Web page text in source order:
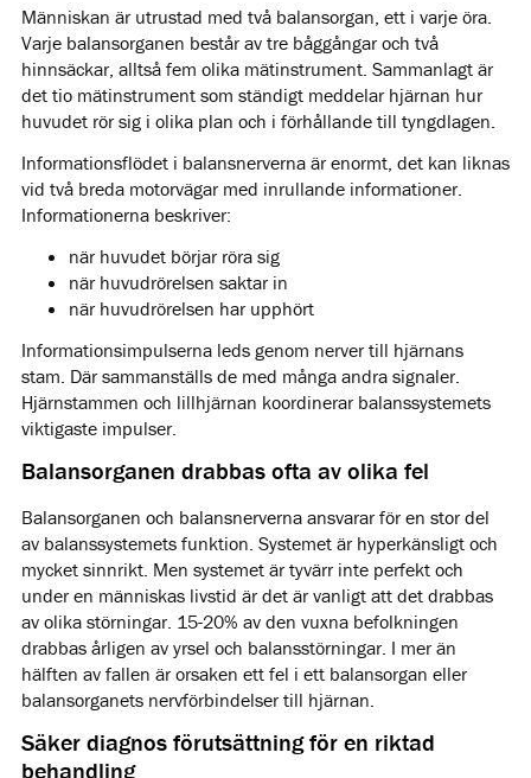
Människan är utrustad med två balansorgan, ett i varje öra.
Varje balansorganen består av tre båggångar och två
hinnsäckar, alltså fem olika mätinstrument. Sammanlagt är
det tio mätinstrument som ständigt meddelar hjärnan hur
huvudet rör sig i olika plan och i förhållande till tyngdlagen.
Informationsflödet i balansnerverna är enormt, det kan liknas
vid två breda motorvägar med inrullande informationer.
Informationerna beskriver:
när huvudet börjar röra sig
när huvudrörelsen saktar in
när huvudrörelsen har upphört
Informationsimpulserna leds genom nerver till hjärnans
stam. Där sammanställs de med många andra signaler.
Hjärnstammen och lillhjärnan koordinerar balanssystemets
viktigaste impulser.
Balansorganen drabbas ofta av olika fel
Balansorganen och balansnerverna ansvarar för en stor del
av balanssystemets funktion. Systemet är hyperkänsligt och
mycket sinnrikt. Men systemet är tyvärr inte perfekt och
under en människas livstid är det är vanligt att det drabbas
av olika störningar. 15-20% av den vuxna befolkningen
drabbas årligen av yrsel och balansstörningar. I mer än
hälften av fallen är orsaken ett fel i ett balansorgan eller
balansorganets nervförbindelser till hjärnan.
Säker diagnos förutsättning för en riktad
behandling